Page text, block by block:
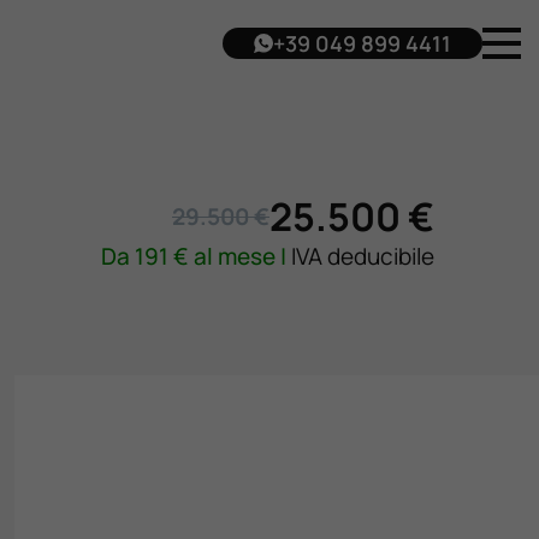
+39 049 899 4411
29.500 €25.500 €
Da 191 € al mese | IVA deducibile